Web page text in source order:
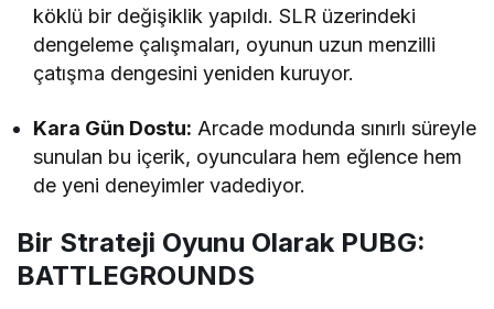
köklü bir değişiklik yapıldı. SLR üzerindeki
dengeleme çalışmaları, oyunun uzun menzilli
çatışma dengesini yeniden kuruyor.
Kara Gün Dostu: Arcade modunda sınırlı süreyle
sunulan bu içerik, oyunculara hem eğlence hem
de yeni deneyimler vadediyor.
Bir Strateji Oyunu Olarak PUBG:
BATTLEGROUNDS